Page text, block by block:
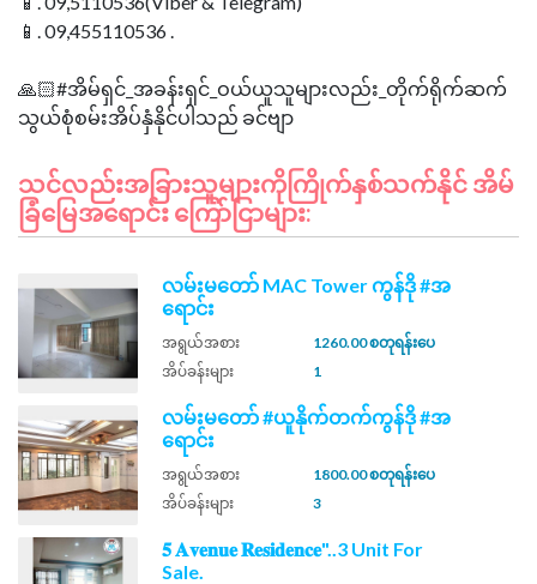
📱. 09,455110536 .
🙏🏻#အိမ်ရှင်_အခန်းရှင်_ဝယ်ယူသူများလည်း_တိုက်ရိုက်ဆက်
သင်လည်းအခြားသူများကိုကြိုက်နှစ်သက်နိုင် အိမ်
ခြံမြေအရောင်း ကြော်ငြာများ:
လမ်းမတော် MAC Tower ကွန်ဒို #အ
ရောင်း
အရွယ်အစား
1260.00 စတုရန်းပေ
အိပ်ခန်းများ
1
လမ်းမတော် #ယူနိုက်တက်ကွန်ဒို #အ
ရောင်း
အရွယ်အစား
1800.00 စတုရန်းပေ
အိပ်ခန်းများ
3
𝟓 𝐀𝐯𝐞𝐧𝐮𝐞 𝐑𝐞𝐬𝐢𝐝𝐞𝐧𝐜𝐞"..3 Unit For
Sale.